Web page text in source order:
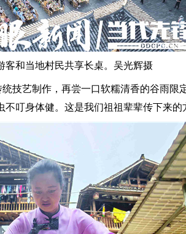
客和当地村民共享长桌。吴光辉摄
艺制作，再尝一口软糯清香的谷雨限
叮身体健。这是我们祖祖辈辈传下来的